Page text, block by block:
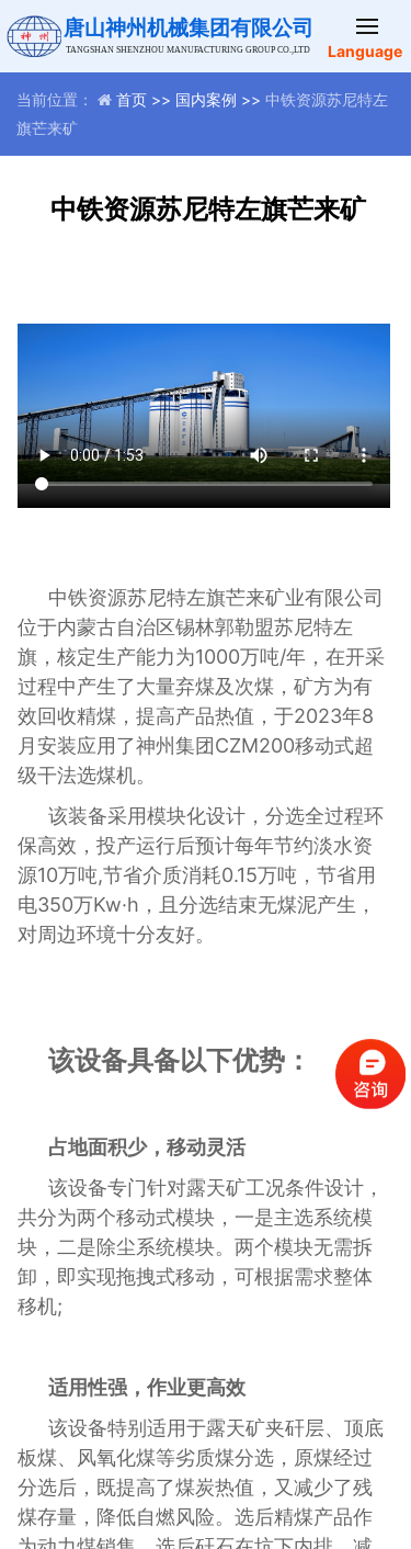
Language
唐山神州机械集团有限公司
TANGSHAN SHENZHOU MANUFACTURING GROUP CO.,LTD
当前位置： 首页 >> 国内案例 >> 中铁资源苏尼特左
旗芒来矿
中铁资源苏尼特左旗芒来矿
中铁资源苏尼特左旗芒来矿业有限公司
位于内蒙古自治区锡林郭勒盟苏尼特左
旗，核定生产能力为1000万吨/年，在开采
过程中产生了大量弃煤及次煤，矿方为有
效回收精煤，提高产品热值，于2023年8
月安装应用了神州集团CZM200移动式超
级干法选煤机。
该装备采用模块化设计，分选全过程环
保高效，投产运行后预计每年节约淡水资
源10万吨,节省介质消耗0.15万吨，节省用
电350万Kw·h，且分选结束无煤泥产生，
对周边环境十分友好。
该设备具备以下优势：
占地面积少，移动灵活
该设备专门针对露天矿工况条件设计，
共分为两个移动式模块，一是主选系统模
块，二是除尘系统模块。两个模块无需拆
卸，即实现拖拽式移动，可根据需求整体
移机;
适用性强，作业更高效
该设备特别适用于露天矿夹矸层、顶底
板煤、风氧化煤等劣质煤分选，原煤经过
分选后，既提高了煤炭热值，又减少了残
煤存量，降低自燃风险。选后精煤产品作